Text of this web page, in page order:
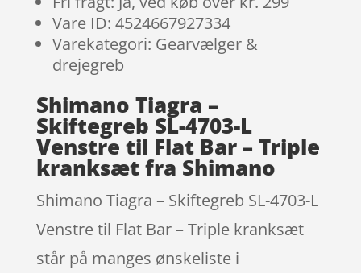
Vare ID: 4524667927334
Varekategori: Gearvælger &
drejegreb
Shimano Tiagra –
Skiftegreb SL-4703-L
Venstre til Flat Bar – Triple
kranksæt fra Shimano
Shimano Tiagra – Skiftegreb SL-4703-L
Venstre til Flat Bar – Triple kranksæt
står på manges ønskeliste i